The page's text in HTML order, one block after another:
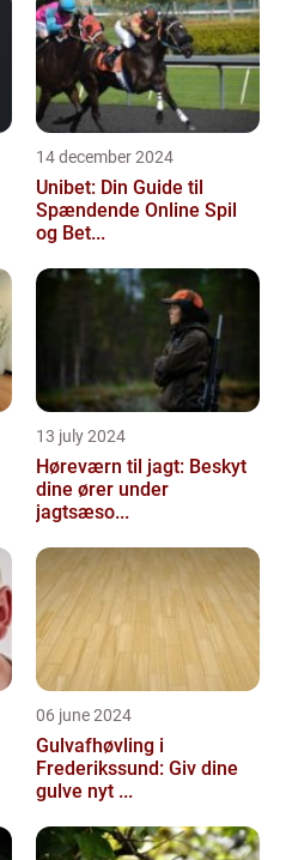
14 december 2024
Unibet: Din Guide til
Spændende Online Spil
og Bet...
13 july 2024
Høreværn til jagt: Beskyt
dine ører under
jagtsæso...
06 june 2024
Gulvafhøvling i
Frederikssund: Giv dine
gulve nyt ...